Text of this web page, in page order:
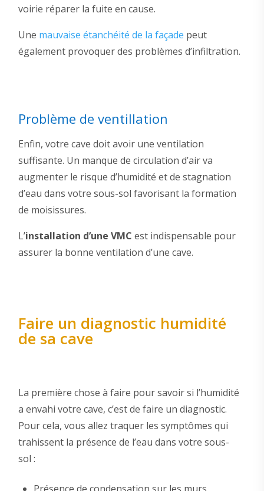
voirie réparer la fuite en cause.
Une mauvaise étanchéité de la façade peut
également provoquer des problèmes d’infiltration.
Problème de ventillation
Enfin, votre cave doit avoir une ventilation
suffisante. Un manque de circulation d’air va
augmenter le risque d’humidité et de stagnation
d’eau dans votre sous-sol favorisant la formation
de moisissures.
L’installation d’une VMC est indispensable pour
assurer la bonne ventilation d’une cave.
Faire un diagnostic humidité
de sa cave
La première chose à faire pour savoir si l’humidité
a envahi votre cave, c’est de faire un diagnostic.
Pour cela, vous allez traquer les symptômes qui
trahissent la présence de l’eau dans votre sous-
sol :